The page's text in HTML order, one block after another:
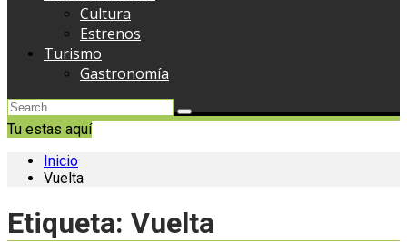
Cultura
Estrenos
Turismo
Gastronomía
Tu estas aquí
Inicio
Vuelta
Etiqueta: Vuelta